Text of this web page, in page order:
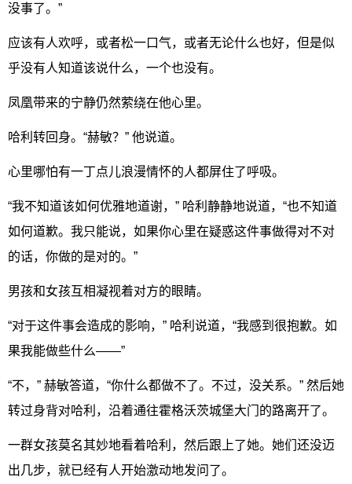
没事了。”
应该有人欢呼，或者松一口气，或者无论什么也好，但是似
乎没有人知道该说什么，一个也没有。
凤凰带来的宁静仍然萦绕在他心里。
哈利转回身。“赫敏？” 他说道。
心里哪怕有一丁点儿浪漫情怀的人都屏住了呼吸。
“我不知道该如何优雅地道谢，” 哈利静静地说道，“也不知道
如何道歉。我只能说，如果你心里在疑惑这件事做得对不对
的话，你做的是对的。”
男孩和女孩互相凝视着对方的眼睛。
“对于这件事会造成的影响，” 哈利说道，“我感到很抱歉。如
果我能做些什么——”
“不，” 赫敏答道，“你什么都做不了。不过，没关系。” 然后她
转过身背对哈利，沿着通往霍格沃茨城堡大门的路离开了。
一群女孩莫名其妙地看着哈利，然后跟上了她。她们还没迈
出几步，就已经有人开始激动地发问了。